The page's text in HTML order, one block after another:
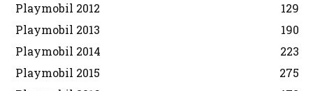
Playmobil 2012
129
Playmobil 2013
190
Playmobil 2014
223
Playmobil 2015
275